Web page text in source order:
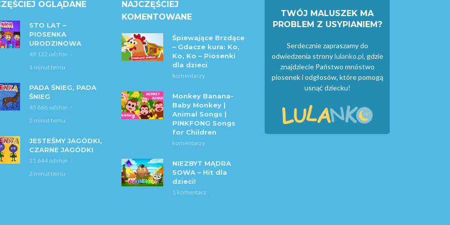
OGLĄDANE
STO LAT –
PIOSENKA
URODZINOWA
49 122 odsłon
1 minut temu
PADA ŚNIEG, PADA
ŚNIEG
45 866 odsłon
2 minut temu
JESTEŚMY JAGÓDKI,
CZARNE JAGÓDKI
31 644 odsłon
2 minut temu
NAJCZĘŚCIEJ
KOMENTOWANE
Śpiewające Brzdące
– Gdacze kura: Ko,
Ko, Ko – Piosenki
dla dzieci
komentarzy
Monkey Banana-
Baby Monkey |
Animal Songs |
PINKFONG Songs
for Children
komentarzy
NIEZBYT MĄDRA
SOWA – Hit dla
dzieci!
1 komentarz
TWÓJ MALUSZEK MA
PROBLEM Z USYPIANIEM?
Serdecznie zapraszamy do
odwiedzenia stronylulanko.pl, gdzie
znajdziecie Państwo mnóstwo
piosenek i odgłosów, które pomogą
usnąć dziecku!